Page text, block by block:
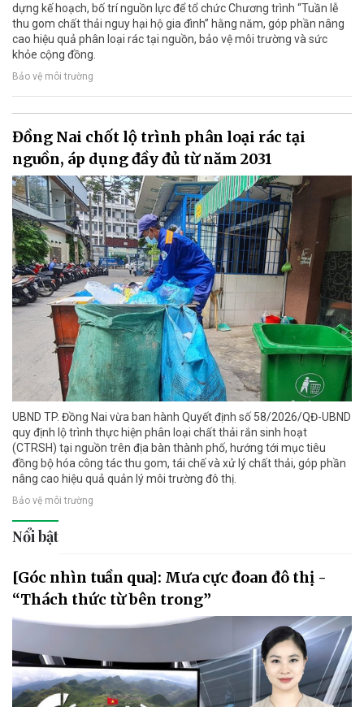
dựng kế hoạch, bố trí nguồn lực để tổ chức Chương trình “Tuần lễ
thu gom chất thải nguy hại hộ gia đình” hằng năm, góp phần nâng
cao hiệu quả phân loại rác tại nguồn, bảo vệ môi trường và sức
khỏe cộng đồng.
Bảo vệ môi trường
Đồng Nai chốt lộ trình phân loại rác tại
nguồn, áp dụng đầy đủ từ năm 2031
UBND TP. Đồng Nai vừa ban hành Quyết định số 58/2026/QĐ-UBND
quy định lộ trình thực hiện phân loại chất thải rắn sinh hoạt
(CTRSH) tại nguồn trên địa bàn thành phố, hướng tới mục tiêu
đồng bộ hóa công tác thu gom, tái chế và xử lý chất thải, góp phần
nâng cao hiệu quả quản lý môi trường đô thị.
Bảo vệ môi trường
Nổi bật
[Góc nhìn tuần qua]: Mưa cực đoan đô thị -
“Thách thức từ bên trong”